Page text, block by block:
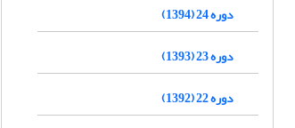
دوره 24 (1394)
دوره 23 (1393)
دوره 22 (1392)